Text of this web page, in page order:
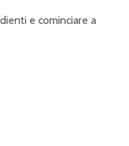
e cominciare a